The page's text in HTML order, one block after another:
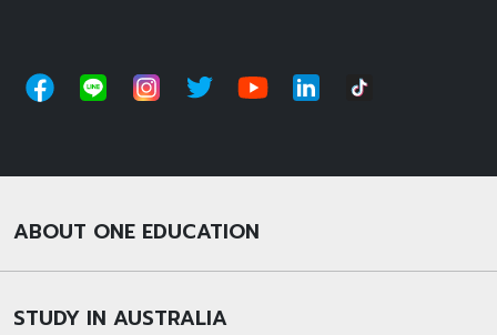
ABOUT ONE EDUCATION
STUDY IN AUSTRALIA